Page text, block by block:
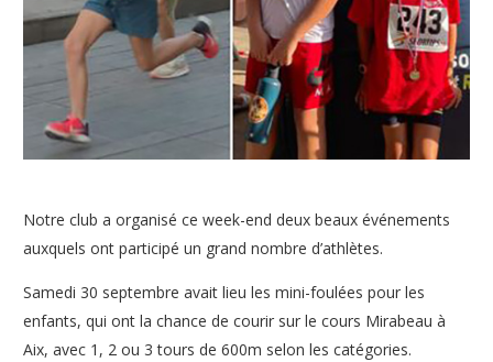
Notre club a organisé ce week-end deux beaux événements
auxquels ont participé un grand nombre d’athlètes.
Samedi 30 septembre avait lieu les mini-foulées pour les
enfants, qui ont la chance de courir sur le cours Mirabeau à
Aix, avec 1, 2 ou 3 tours de 600m selon les catégories.